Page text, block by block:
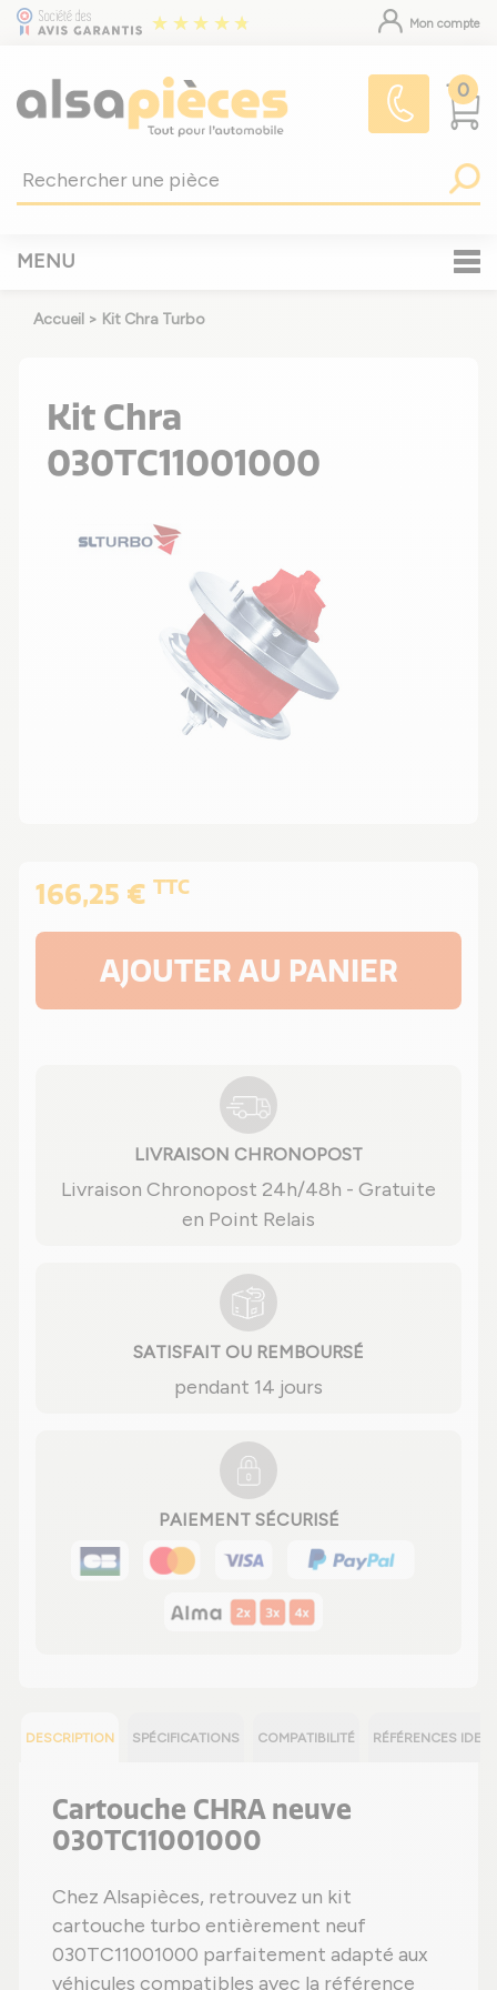
Mon compte
0
MENU
Accueil > Kit Chra Turbo
Kit Chra
030TC11001000
166,25 € TTC
AJOUTER AU PANIER
LIVRAISON CHRONOPOST
Livraison Chronopost 24h/48h - Gratuite
en Point Relais
SATISFAIT OU REMBOURSÉ
pendant 14 jours
PAIEMENT SÉCURISÉ
DESCRIPTION SPÉCIFICATIONS COMPATIBILITÉ RÉFÉRENCES
Cartouche CHRA neuve
030TC11001000
Chez Alsapièces, retrouvez un kit
cartouche turbo entièrement neuf
030TC11001000 parfaitement adapté aux
véhicules compatibles avec la référence